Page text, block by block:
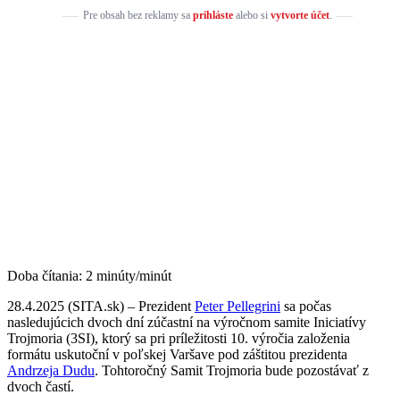
Pre obsah bez reklamy sa prihlástealebo si vytvorte účet.
Doba čítania: 2 minúty/minút
28.4.2025 (SITA.sk) – Prezident Peter Pellegrini sa počas
nasledujúcich dvoch dní zúčastní na výročnom samite Iniciatívy
Trojmoria (3SI), ktorý sa pri príležitosti 10. výročia založenia
formátu uskutoční v poľskej Varšave pod záštitou prezidenta
Andrzeja Dudu. Tohtoročný Samit Trojmoria bude pozostávať z
dvoch častí.